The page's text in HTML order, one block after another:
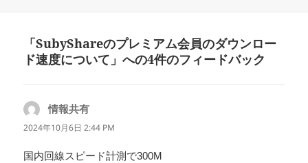
「SubyShareのプレミアム会員のダウンロー
ド速度について」への4件のフィードバック
情報共有
り:
2024年10月6日 2:44 PM
国内回線スピード計測で300M